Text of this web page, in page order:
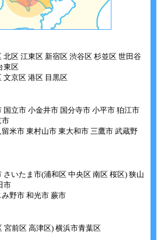
北区 江東区 新宿区 渋谷区 杉並区 世田谷
東区
文京区 港区 目黒区
国立市 小金井市 国分寺市 小平市 狛江市
市
米市 東村山市 東大和市 三鷹市 武蔵野
さいたま市(浦和区 中央区 南区 桜区) 狭山
市
野市 和光市 蕨市
宮前区 高津区) 横浜市青葉区